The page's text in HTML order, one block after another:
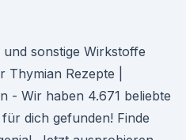
sonstige Wirkstoffe
Rezepte |
- Wir haben 4.671 beliebte
dich gefunden! Finde